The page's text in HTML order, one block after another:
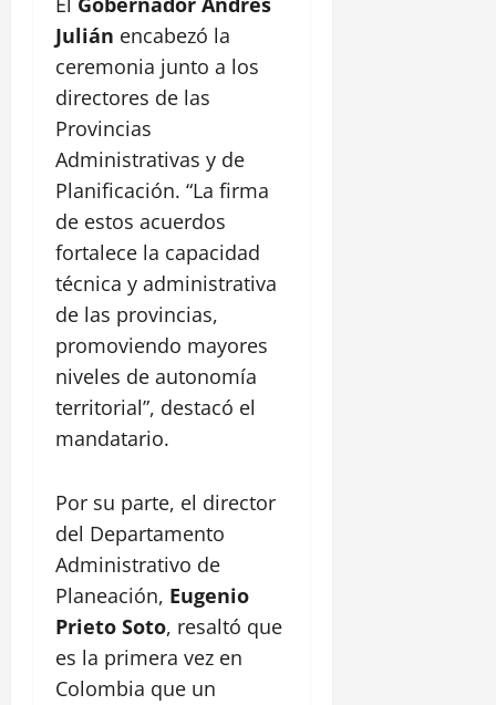
Julián encabezó la
ceremonia junto a los
directores de las
Provincias
Administrativas y de
Planificación. “La firma
de estos acuerdos
fortalece la capacidad
técnica y administrativa
de las provincias,
promoviendo mayores
niveles de autonomía
territorial”, destacó el
mandatario.
Por su parte, el director
del Departamento
Administrativo de
Planeación, Eugenio
Prieto Soto, resaltó que
es la primera vez en
Colombia que un